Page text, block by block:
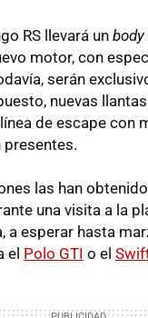
RS llevará unbody
motor, con
serán
nuevas
de escape con
las han
una visita a la
a esperar hasta
el Polo GTI o el